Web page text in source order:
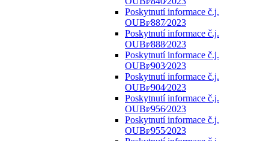
Poskytnutí informace č.j.
OUBr⁄887⁄2023
Poskytnutí informace č.j.
OUBr⁄888⁄2023
Poskytnutí informace č.j.
OUBr⁄903⁄2023
Poskytnutí informace č.j.
OUBr⁄904⁄2023
Poskytnutí informace č.j.
OUBr⁄956⁄2023
Poskytnutí informace č.j.
OUBr⁄955⁄2023